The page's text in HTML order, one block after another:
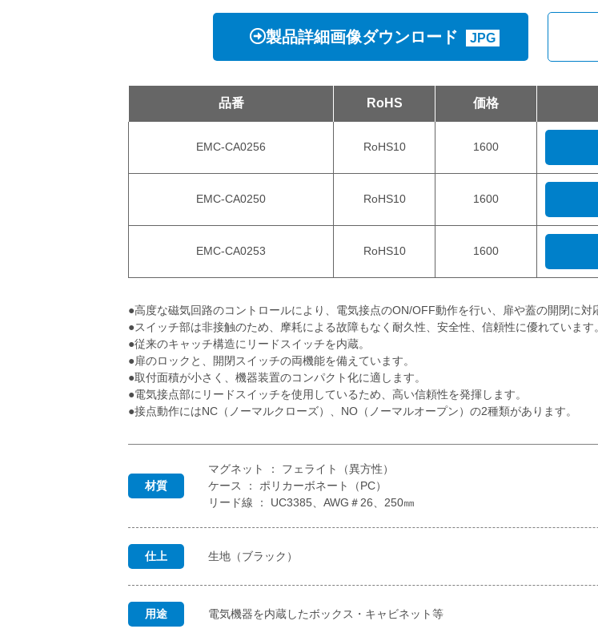
製品詳細画像ダウンロード JPG
品番 RoHS 価格
EMC-CA0256 RoHS10 1600
EMC-CA0250 RoHS10 1600
EMC-CA0253 RoHS10 1600
●高度な磁気回路のコントロールにより、電気接点のON/OFF動作を行い、扉や蓋の開閉に対
●スイッチ部は非接触のため、摩耗による故障もなく耐久性、安全性、信頼性に優れています。
●従来のキャッチ構造にリードスイッチを内蔵。
●扉のロックと、開閉スイッチの両機能を備えています。
●取付⾯積が⼩さく、機器装置のコンパクト化に適します。
●電気接点部にリードスイッチを使⽤しているため、⾼い信頼性を発揮します。
●接点動作にはNC（ノーマルクローズ）、NO（ノーマルオープン）の2種類があります。
材質
マグネット ： フェライト（異方性）
ケース ： ポリカーボネート（PC）
リード線 ： UC3385、AWG＃26、250㎜
仕上 生地（ブラック）
用途 電気機器を内蔵したボックス・キャビネット等